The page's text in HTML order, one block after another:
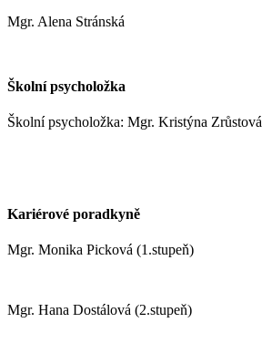
Mgr. Alena Stránská
Školní psycholožka
Školní psycholožka: Mgr. Kristýna Zrůstová
Kariérové poradkyně
Mgr. Monika Picková (1.stupeň)
Mgr. Hana Dostálová (2.stupeň)